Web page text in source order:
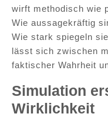
wirft methodisch wie
Wie aussagekräftig
Wie stark spiegeln
lässt sich zwischen
faktischer Wahrheit
Simulation
Wirklichkeit